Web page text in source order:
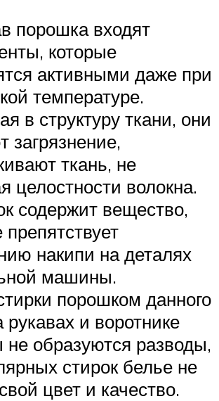
порошка входят
которые
активными даже при
температуре.
в структуру ткани, они
загрязнение,
ткань, не
целостности волокна.
содержит вещество,
препятствует
накипи на деталях
машины.
порошком данного
рукавах и воротнике
образуются разводы,
стирок белье не
цвет и качество.